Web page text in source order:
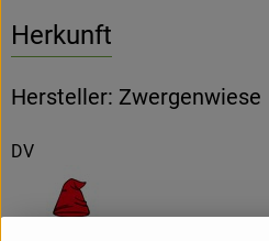
Herkunft
Hersteller: Zwergenwiese
DV